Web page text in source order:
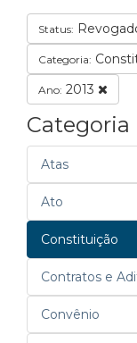
Status:
Categoria:
Ano: 2013
Categoria
Atas
Ato
Constituição
Contratos e
Convênio